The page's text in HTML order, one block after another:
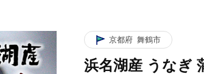
京都府 舞鶴市
浜名湖産 うなぎ